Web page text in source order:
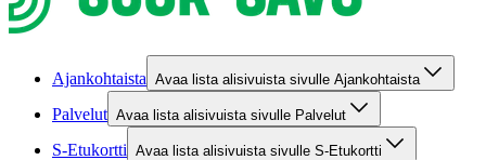
Ajankohtaista Avaa lista alisivuista sivulle Ajankohtaista
Palvelut Avaa lista alisivuista sivulle Palvelut
S-Etukortti Avaa lista alisivuista sivulle S-Etukortti